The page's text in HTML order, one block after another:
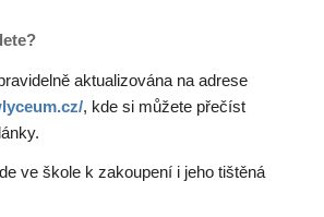
aktualizována na adrese
, kde si můžete přečíst
ve škole k zakoupení i jeho tištěná